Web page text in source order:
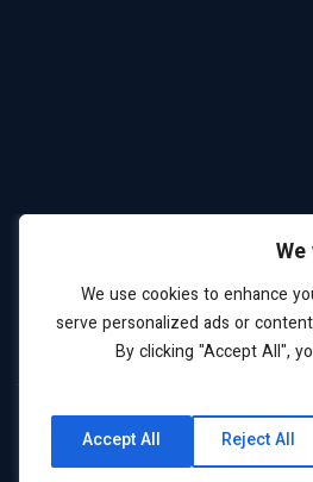
We use cookies to enhance
serve personalized ads or
By clicking "Accept All",
Reject All
Accept All
عربیان محفوظ است ·
نقشه
سایت
حریم
خصوصی